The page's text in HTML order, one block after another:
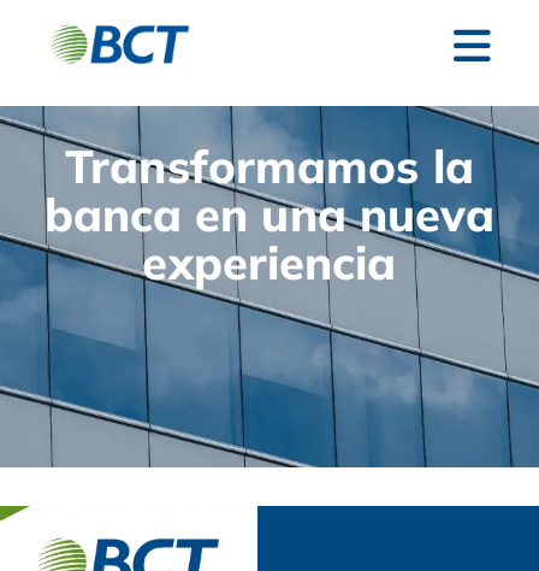
Transformamos la
banca en una nueva
experiencia